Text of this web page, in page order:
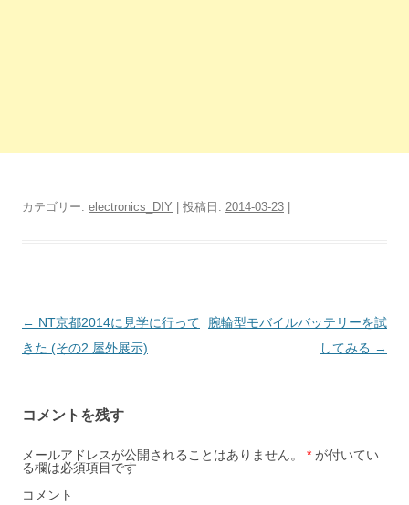
カテゴリー: electronics_DIY | 投稿日: 2014-03-23
投
稿
ゲ
ー
シ
ョ
← NT京都2014に見学に行って
きた (その2 屋外展示)
腕輪型モバイルバッテリーを試
してみる →
コメントを残す
メールアドレスが公開されることはありません。 * が付いてい
る欄は必須項目です
コメント